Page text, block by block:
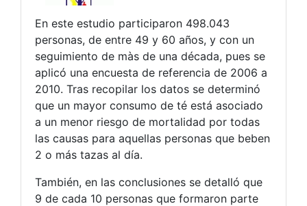
En este estudio participaron 498.043
personas, de entre 49 y 60 años, y con un
seguimiento de màs de una década, pues se
aplicó una encuesta de referencia de 2006 a
2010. Tras recopilar los datos se determinó
que un mayor consumo de té está asociado
a un menor riesgo de mortalidad por todas
las causas para aquellas personas que beben
2 o más tazas al día.
También, en las conclusiones se detalló que
9 de cada 10 personas que formaron parte